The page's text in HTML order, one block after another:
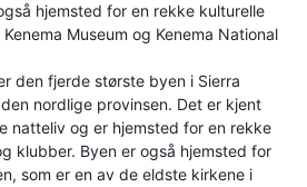
hjemsted for en rekke kulturelle
Museum og Kenema National
den fjerde største byen i Sierra
nordlige provinsen. Det er kjent
natteliv og er hjemsted for en rekke
klubber. Byen er også hjemsted for
som er en av de eldste kirkene i